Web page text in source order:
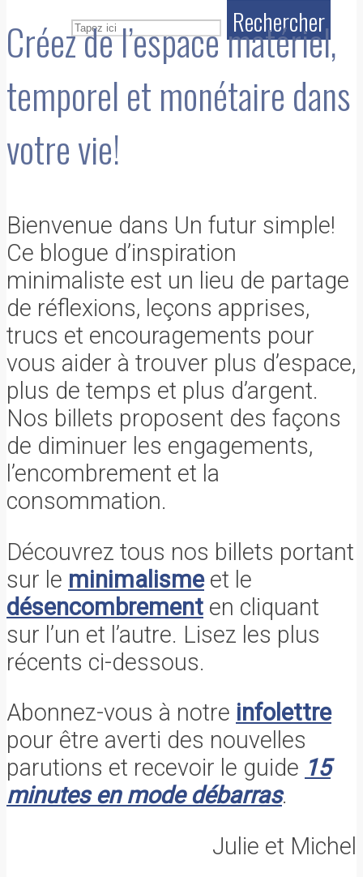
Rechercher
Créez de l’espace matériel,
temporel et monétaire dans
votre vie!
Bienvenue dans Un futur simple!
Ce blogue d’inspiration
minimaliste est un lieu de partage
de réflexions, leçons apprises,
trucs et encouragements pour
vous aider à trouver plus d’espace,
plus de temps et plus d’argent.
Nos billets proposent des façons
de diminuer les engagements,
l’encombrement et la
consommation.
Découvrez tous nos billets portant
sur le minimalismeet le
désencombrement en cliquant
sur l’un et l’autre. Lisez les plus
récents ci-dessous.
Abonnez-vous à notre infolettre
pour être averti des nouvelles
parutions et recevoir le guide 15
minutes en mode débarras.
Julie et Michel